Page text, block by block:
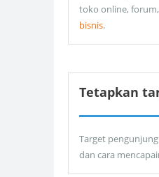
toko online,
bisnis.
Tetapkan
Target
dan cara